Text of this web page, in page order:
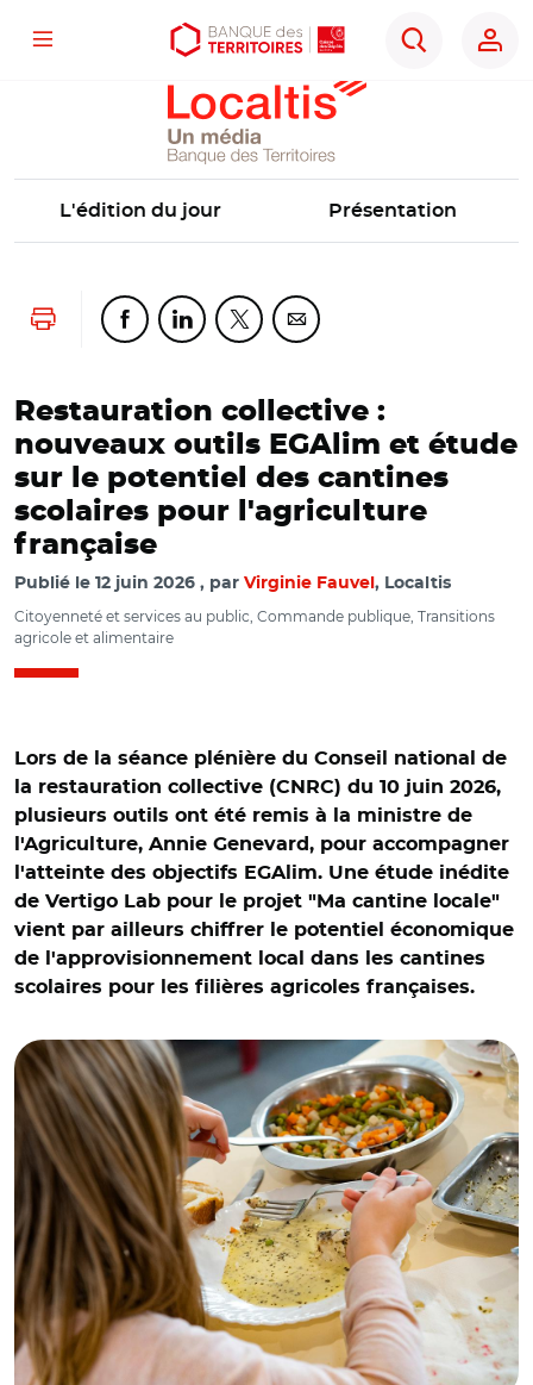
Aller
Aller
Ouvrir
d'accessibilité
Menu
Rechercher
Localtis
L'édition du jour Présentation
Lancer l'impressionPartager cette page sur Facebook
Partager cette page sur Linkedin
Partager cette page sur Twitter
Partager cette page sur
Restauration collective :
nouveaux outils EGAlim et étude
sur le potentiel des cantines
scolaires pour l'agriculture
française
Publié le 12 juin 2026 par Virginie Fauvel , Localtis
Citoyenneté et services au public, Commande publique, Transitions
agricole et alimentaire
Lors de la séance plénière du Conseil national de
la restauration collective (CNRC) du 10 juin 2026,
plusieurs outils ont été remis à la ministre de
l'Agriculture, Annie Genevard, pour accompagner
l'atteinte des objectifs EGAlim. Une étude inédite
de Vertigo Lab pour le projet "Ma cantine locale"
vient par ailleurs chiffrer le potentiel économique
de l'approvisionnement local dans les cantines
scolaires pour les filières agricoles françaises.